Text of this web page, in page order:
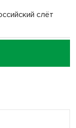
слёт